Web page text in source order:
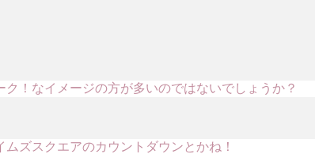
！なイメージの方が多いのではないでしょうか？
ズスクエアのカウントダウンとかね！